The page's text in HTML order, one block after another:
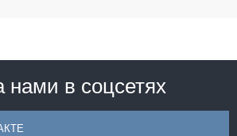
нами в соцсетях